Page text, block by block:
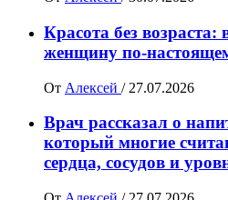
Красота без возраста:
женщину по-
От Алексей / 27.07.2026
Врач рассказал о
который многие
сердца, сосудов и